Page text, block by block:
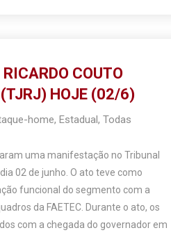
COUTO
(TJRJ) HOJE (02/6)
home, Estadual, Todas
uma manifestação no Tribunal
02 de junho. O ato teve como
funcional do segmento com a
da FAETEC. Durante o ato, os
com a chegada do governador em